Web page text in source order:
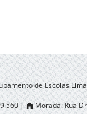
de Escolas
560 | Morada:Rua